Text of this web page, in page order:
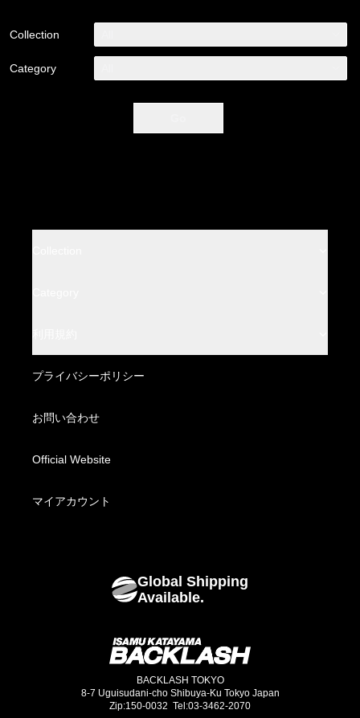
Collection
Category
BACKLASH THE DENIM
BACKLASH XX Yohji Yamamoto
Leather Bottoms
Fabric Wear
Fabric Bottoms
Footwear
特定商取引法に基づく表記
配送方法・送料について
お支払い方法について
海外発送について
プライバシーポリシー
お問い合わせ
Official Website
マイアカウント
Global Shipping
Available.
BACKLASH TOKYO
8-7 Uguisudani-cho Shibuya-Ku Tokyo Japan
Zip:150-0032 Tel:03-3462-2070